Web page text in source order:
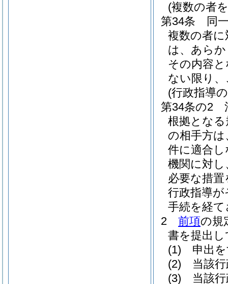
(複数の者
第34条
同
複数の者
は、あら
その内容
ない限り
(行政指導
第34条の2
根拠とな
の相手方
件に適合
機関に対
必要な措
行政指導
手続を経
2
前項の規
書を提出
(1)
申出
(2)
当該
(3)
当該